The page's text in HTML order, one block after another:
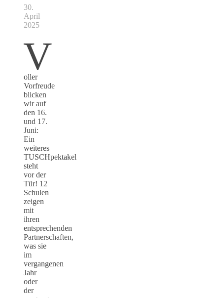
30.
April
2025
V
oller
Vorfreude
blicken
wir auf
den 16.
und 17.
Juni:
Ein
weiteres
TUSCHpektakel
steht
vor der
Tür! 12
Schulen
zeigen
mit
ihren
entsprechenden
Partnerschaften,
was sie
im
vergangenen
Jahr
oder
der